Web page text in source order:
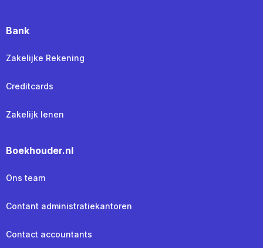
Bank
Zakelijke Rekening
Creditcards
Zakelijk lenen
Boekhouder.nl
Ons team
Contant administratiekantoren
Contact accountants